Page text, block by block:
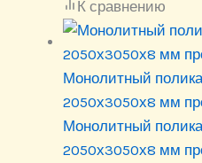
К сравнению
Монолитный
2050х3050х8 мм
Монолитный
2050х3050х8 мм